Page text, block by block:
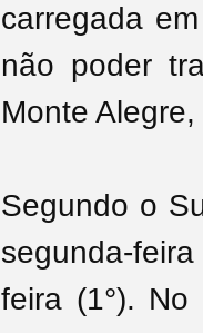
carregada
não poder
Monte
Segundo o
segunda-
feira (1°).